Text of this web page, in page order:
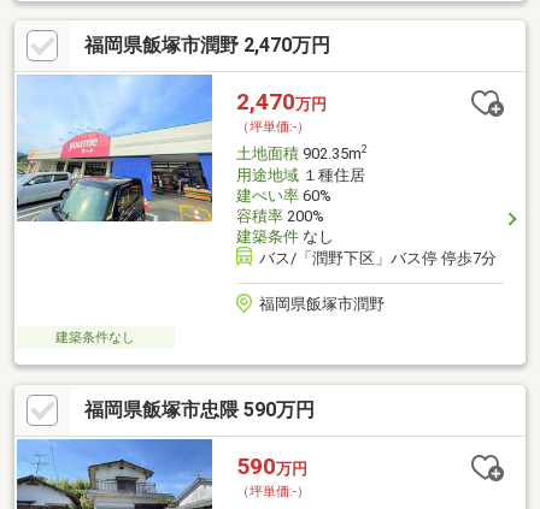
福岡県飯塚市潤野 2,470万円
2,470万円
（坪単価:-）
土地面積902.35m2
用途地域１種住居
建ぺい率60%
容積率200%
建築条件なし
バス/「潤野下区」バス停 停歩7分
福岡県飯塚市潤野
建築条件なし
福岡県飯塚市忠隈 590万円
590万円
（坪単価:-）